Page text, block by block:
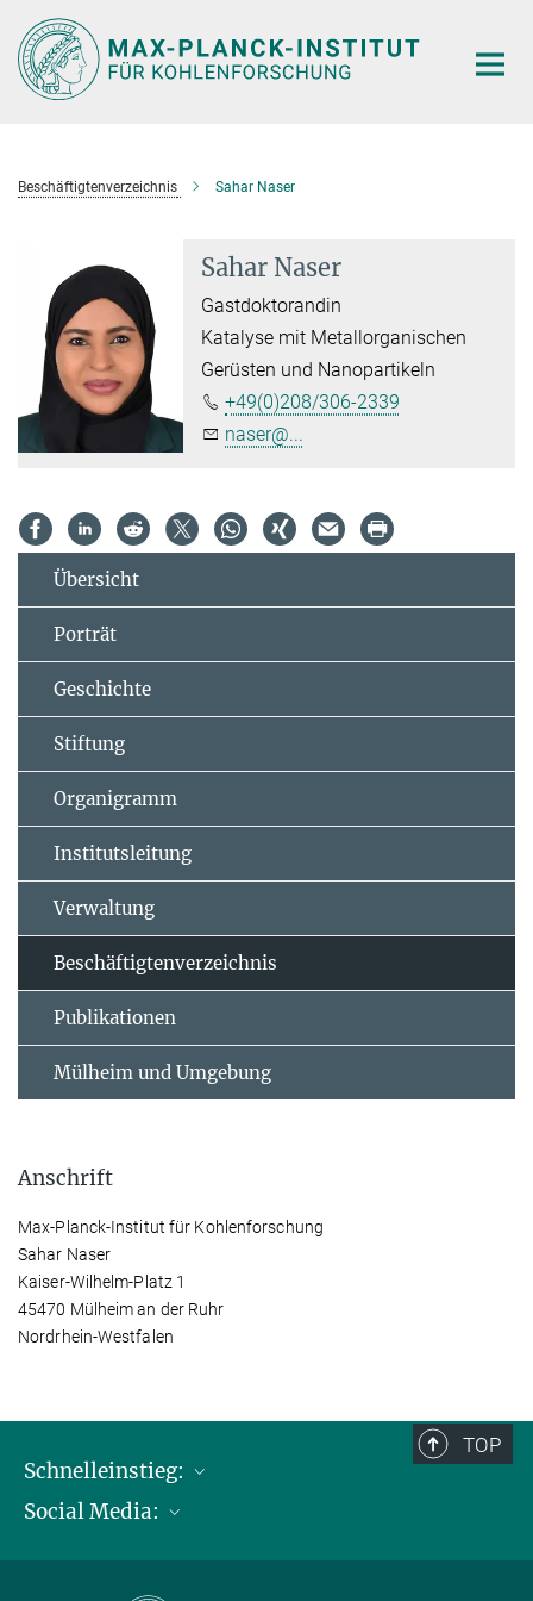
Hauptinhalt
Beschäftigtenverzeichnis Sahar Naser
Sahar Naser
Gastdoktorandin
Katalyse mit Metallorganischen
Gerüsten und Nanopartikeln
+49(0)208/306-2339
naser@...
Übersicht
Porträt
Geschichte
Stiftung
Organigramm
Institutsleitung
Verwaltung
Beschäftigtenverzeichnis
Publikationen
Mülheim und Umgebung
Anschrift
Max-Planck-Institut für Kohlenforschung
Sahar Naser
Kaiser-Wilhelm-Platz 1
45470 Mülheim an der Ruhr
Nordrhein-Westfalen
TOP
Schnelleinstieg:
Publikationen
Kontakt und Anfahrtsbeschreibung
Social Media: